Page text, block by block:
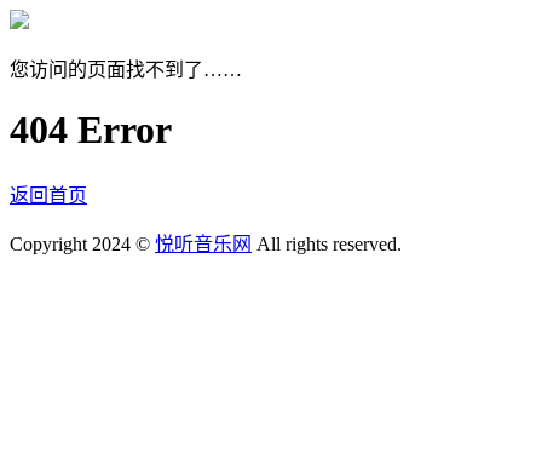
您访问的页面找不到了……
404 Error
返回首页
Copyright 2024 © 悦听音乐网 All rights reserved.